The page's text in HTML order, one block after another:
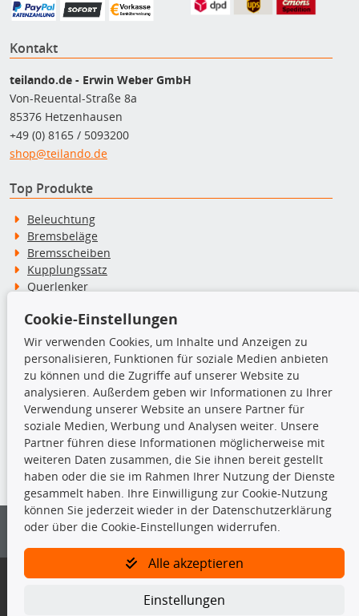
Kontakt
teilando.de - Erwin Weber GmbH
Von-Reuental-Straße 8a
85376 Hetzenhausen
+49 (0) 8165 / 5093200
shop@teilando.de
Top Produkte
Beleuchtung
Bremsbeläge
Bremsscheiben
Kupplungssatz
Querlenker
Stoßdämpfer
TecDoc Inside
Die hier angezeigten Daten insbesondere die gesamte Datenbank dürfen
nicht kopiert werden.
Es ist zu unterlassen, die Daten oder die gesamte Datenbank ohne
vorherige Zustimmung von TecDoc zu vervielfältigen, zu verbreiten
und/oder diese Handlungen durch Dritte ausführen zu lassen. Ein
Bitte prüfen Sie, ob das über unseren Onlineshop identifizierte Ersatzteil
Gegebenenfalls sind ergänzende Informationen notwendig, um
Cookie-Einstellungen
Wir verwenden Cookies, um Inhalte und Anzeigen zu
personalisieren, Funktionen für soziale Medien anbieten
zu können und die Zugriffe auf unserer Website zu
analysieren. Außerdem geben wir Informationen zu Ihrer
Verwendung unserer Website an unsere Partner für
soziale Medien, Werbung und Analysen weiter. Unsere
Partner führen diese Informationen möglicherweise mit
weiteren Daten zusammen, die Sie ihnen bereit gestellt
haben oder die sie im Rahmen Ihrer Nutzung der Dienste
gesammelt haben. Ihre Einwilligung zur Cookie-Nutzung
können Sie jederzeit wieder in der Datenschutzerklärung
oder über die Cookie-Einstellungen widerrufen.
Alle akzeptieren
Einstellungen